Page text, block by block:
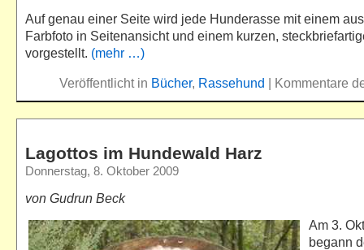
Auf genau einer Seite wird jede Hunderasse mit einem
Farbfoto in Seitenansicht und einem kurzen,
vorgestellt. (mehr …)
Veröffentlicht in Bücher, Rassehund | Kommentare
Lagottos im Hundewald Harz
Donnerstag, 8. Oktober 2009
von Gudrun Beck
Am 3.
begann